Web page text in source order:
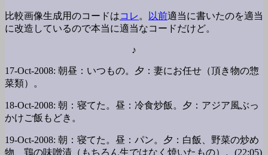
比較画像生成用のコードはコレ 。 以前適当に書いたのを適当
に改造しているので本当に適当なコードだけど。
♪
17-Oct-2008: 朝昼：いつもの。夕：妻にお任せ（頂き物の惣
菜類）。
18-Oct-2008: 朝：寝てた。昼：冷食炒飯。夕：アジア風ぶっ
かけご飯もどき。
19-Oct-2008: 朝：寝てた。昼：パン。夕：白飯、野菜の炒め
物、鶏の味噌漬（もちろん生ではなく焼いたもの）。(22:05)